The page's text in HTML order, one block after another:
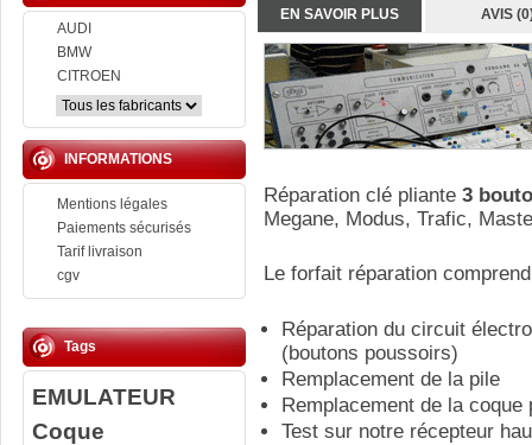
AUDI
BMW
CITROEN
INFORMATIONS
Mentions légales
Paiements sécurisés
Tarif livraison
cgv
Tags
EMULATEUR
Coque
EN SAVOIR PLUS AVIS
Réparation clé pliante 3
Megane, Modus, Trafic,
Le forfait réparation
Réparation du circuit
(boutons poussoirs)
Remplacement de la pile
Remplacement de la
Test sur notre récepteur